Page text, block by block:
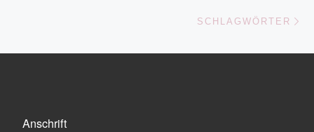
SCHLAGWÖRTER
Anschrift